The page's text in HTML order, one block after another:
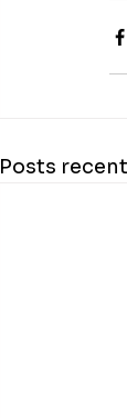
Posts